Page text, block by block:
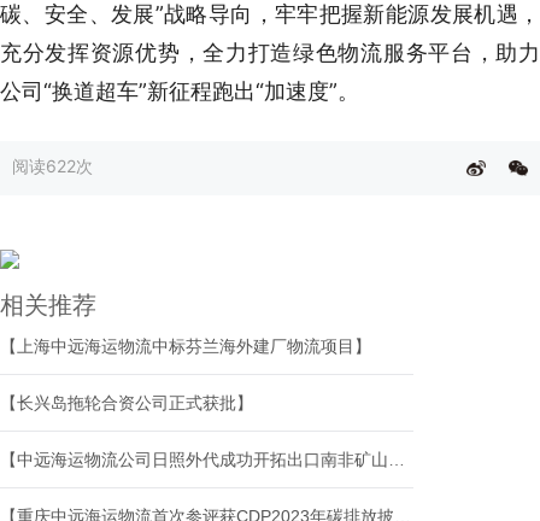
碳、安全、发展”战略导向，牢牢把握新能源发展机遇，
充分发挥资源优势，全力打造绿色物流服务平台，助力
公司“换道超车”新征程跑出“加速度”。
阅读622次
相关推荐
【上海中远海运物流中标芬兰海外建厂物流项目】
【长兴岛拖轮合资公司正式获批】
【中远海运物流公司日照外代成功开拓出口南非矿山车代理业务】
【重庆中远海运物流首次参评获CDP2023年碳排放披露B等评级】